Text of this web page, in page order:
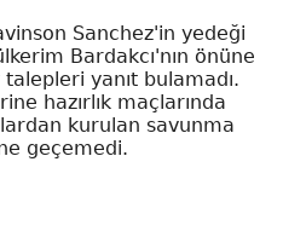
Sanchez'in yedeği
Bardakcı'nın önüne
yanıt bulamadı.
hazırlık maçlarında
kurulan savunma
geçemedi.